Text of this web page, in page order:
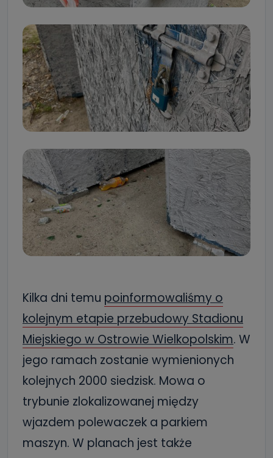
Kilka dni temu poinformowaliśmy o
kolejnym etapie przebudowy Stadionu
Miejskiego w Ostrowie Wielkopolskim. W
jego ramach zostanie wymienionych
kolejnych 2000 siedzisk. Mowa o
trybunie zlokalizowanej między
wjazdem polewaczek a parkiem
maszyn. W planach jest także